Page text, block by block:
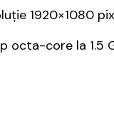
1920×1080
octa-core la 1.5